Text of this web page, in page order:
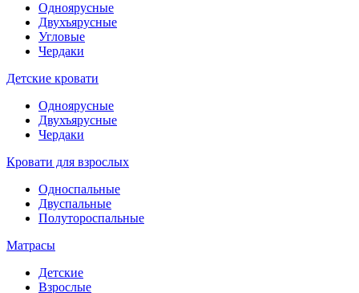
Одноярусные
Двухъярусные
Угловые
Чердаки
Детские кровати
Одноярусные
Двухъярусные
Чердаки
Кровати для взрослых
Односпальные
Двуспальные
Полутороспальные
Матрасы
Детские
Взрослые